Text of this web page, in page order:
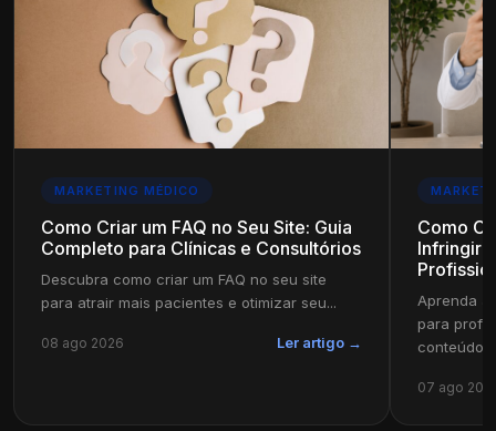
MARKETING MÉDICO
Como Criar um FAQ no Seu Site: Guia
Completo para Clínicas e Consultórios
Descubra como criar um FAQ no seu site
para atrair mais pacientes e otimizar seu...
08 ago 2026 Ler artigo →
Como
Infringir
Aprenda
para
conteúdo
07 ago